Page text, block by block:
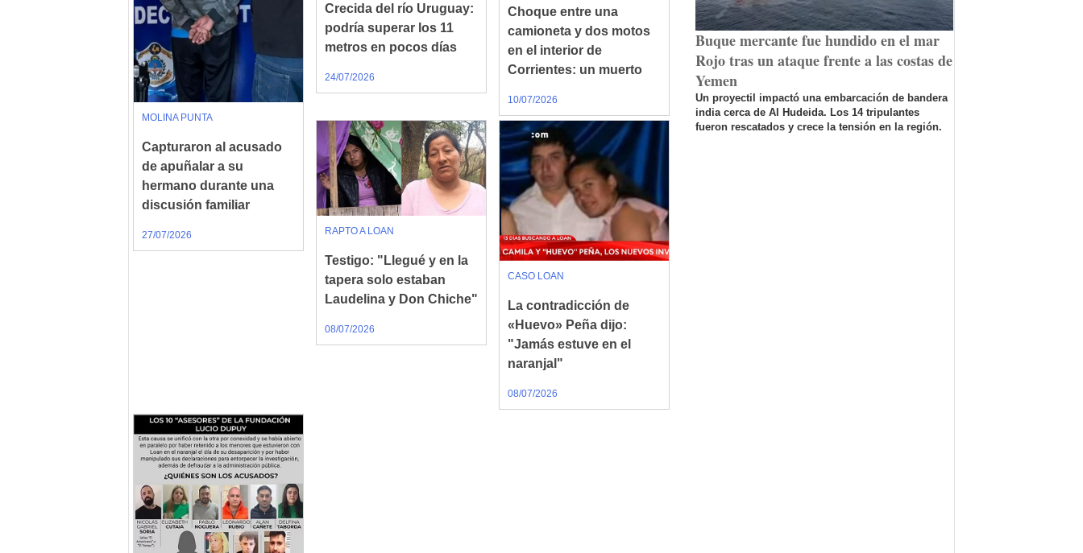
MOLINA PUNTA
Capturaron al acusado
de apuñalar a su
hermano durante una
discusión familiar
27/07/2026
Crecida del río Uruguay:
podría superar los 11
metros en pocos días
24/07/2026
Choque entre una
camioneta y dos motos
en el interior de
Corrientes: un muerto
10/07/2026
RAPTO A LOAN
Testigo: "Llegué y en la
tapera solo estaban
Laudelina y Don Chiche"
08/07/2026
CASO LOAN
La contradicción de
«Huevo» Peña dijo:
"Jamás estuve en el
naranjal"
08/07/2026
Buque mercante fue hundido en el mar
Rojo tras un ataque frente a las costas de
Yemen
Un proyectil impactó una embarcación de bandera
india cerca de Al Hudeida. Los 14 tripulantes
fueron rescatados y crece la tensión en la región.